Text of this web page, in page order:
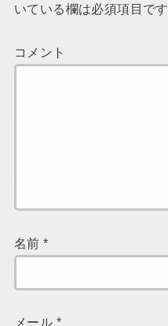
いている欄は必須項目です
コメント
名前*
メール *